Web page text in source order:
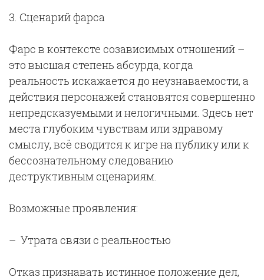
3. Сценарий фарса
Фарс в контексте созависимых отношений –
это высшая степень абсурда, когда
реальность искажается до неузнаваемости, а
действия персонажей становятся совершенно
непредсказуемыми и нелогичными. Здесь нет
места глубоким чувствам или здравому
смыслу, всё сводится к игре на публику или к
бессознательному следованию
деструктивным сценариям.
Возможные проявления:
– Утрата связи с реальностью
Отказ признавать истинное положение дел,